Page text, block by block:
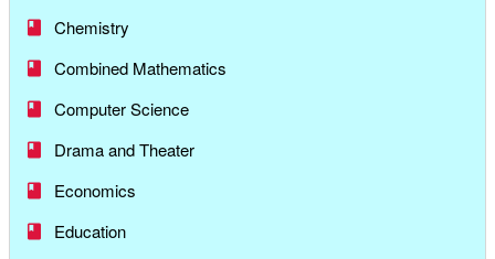
Chemistry
Combined Mathematics
Computer Science
Drama and Theater
Economics
Education